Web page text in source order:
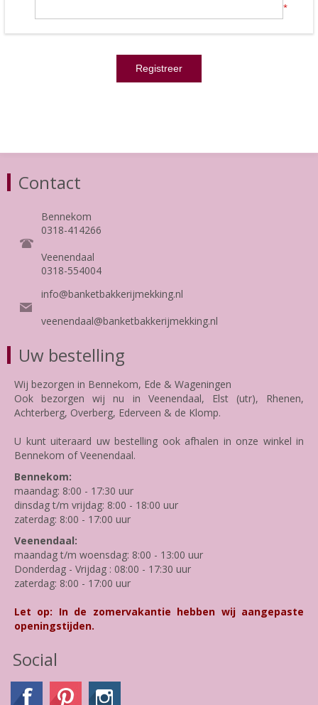
*
Contact
Bennekom
0318-414266
Veenendaal
0318-554004
info@banketbakkerijmekking.nl
veenendaal@banketbakkerijmekking.nl
Uw bestelling
Wij bezorgen in Bennekom, Ede & Wageningen
Ook bezorgen wij nu in Veenendaal, Elst (utr), Rhenen,
Achterberg, Overberg, Ederveen & de Klomp.
U kunt uiteraard uw bestelling ook afhalen in onze winkel in
Bennekom of Veenendaal.
Bennekom:
maandag: 8:00 - 17:30 uur
dinsdag t/m vrijdag: 8:00 - 18:00 uur
zaterdag: 8:00 - 17:00 uur
Veenendaal:
maandag t/m woensdag: 8:00 - 13:00 uur
Donderdag - Vrijdag : 08:00 - 17:30 uur
zaterdag: 8:00 - 17:00 uur
Let op: In de zomervakantie hebben wij aangepaste
openingstijden.
Social